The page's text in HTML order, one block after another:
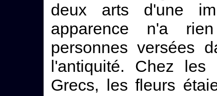
deux arts d'une
apparence n'a
personnes versées
l'antiquité. Chez les
Grecs, les fleurs